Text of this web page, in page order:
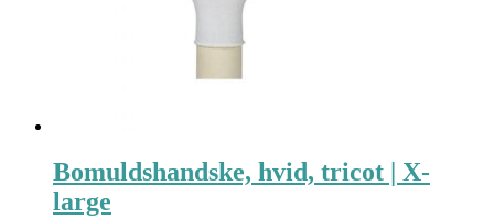
Bomuldshandske, hvid, tricot | X-
large